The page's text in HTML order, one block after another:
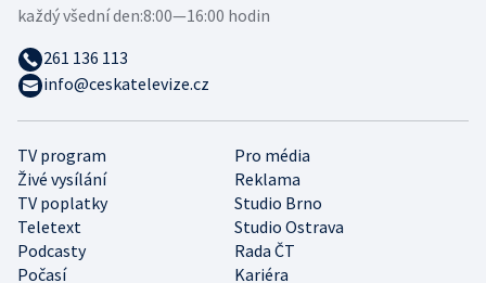
TV program
Pro média
Živé vysílání
Reklama
TV poplatky
Studio Brno
Teletext
Studio Ostrava
Podcasty
Rada ČT
Počasí
Kariéra
každý všední den:8:00—16:00 hodin
261 136 113
info@ceskatelevize.cz